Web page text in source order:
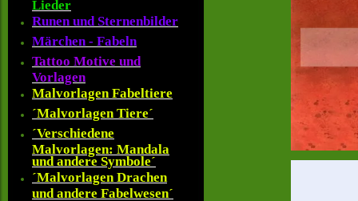
Lieder
Runen und Sternenbilder
Märchen - Fabeln
Tattoo Motive und
Vorlagen
Malvorlagen Fabeltiere
´Malvorlagen Tiere´
´Verschiedene
Malvorlagen: Mandala
und andere Symbole´
´Malvorlagen Drachen
und andere Fabelwesen´